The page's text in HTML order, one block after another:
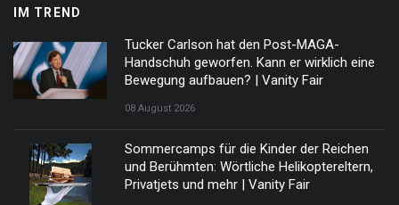
IM TREND
Tucker Carlson hat den Post-MAGA-
Handschuh geworfen. Kann er wirklich eine
Bewegung aufbauen? | Vanity Fair
08 August 2026
Sommercamps für die Kinder der Reichen
und Berühmten: Wörtliche Helikoptereltern,
Privatjets und mehr | Vanity Fair